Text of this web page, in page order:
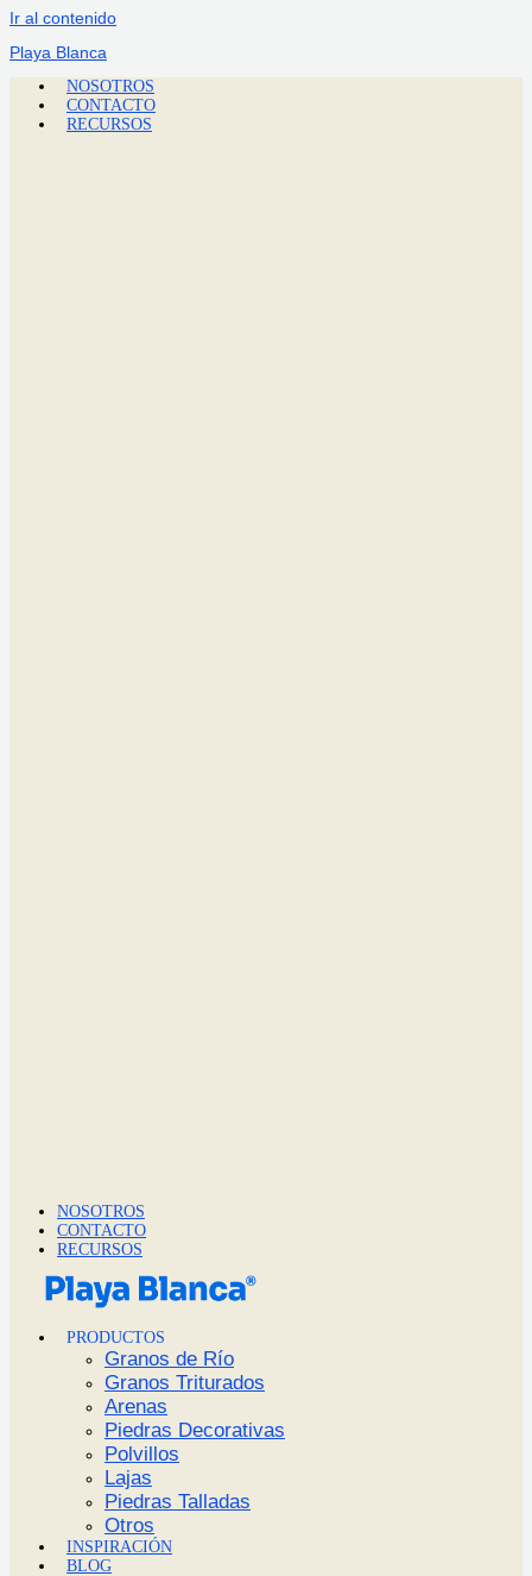
Ir al contenido
Playa Blanca
NOSOTROS
CONTACTO
RECURSOS
NOSOTROS
CONTACTO
RECURSOS
PRODUCTOS
Granos de Río
Granos Triturados
Arenas
Piedras Decorativas
Polvillos
Lajas
Piedras Talladas
Otros
INSPIRACIÓN
BLOG